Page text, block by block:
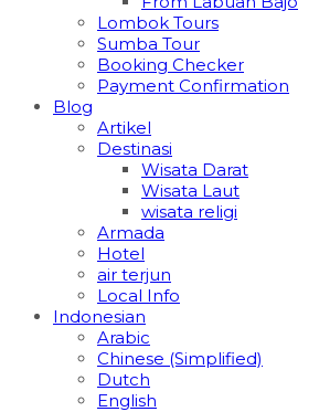
Lombok Tours
Sumba Tour
Booking Checker
Payment Confirmation
Blog
Artikel
Destinasi
Wisata Darat
Wisata Laut
wisata religi
Armada
Hotel
air terjun
Local Info
Indonesian
Arabic
Chinese (Simplified)
Dutch
English